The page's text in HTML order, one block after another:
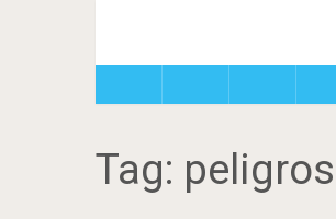
Tag: